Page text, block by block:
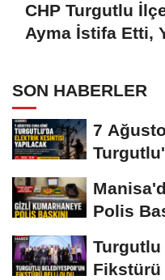
CHP Turgutlu
Ayma İstifa Etti,
SON HABERLER
7
Polis
Fikstürü